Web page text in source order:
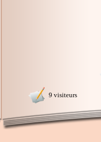
9 visiteurs